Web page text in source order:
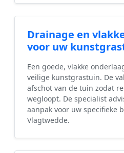
Drainage en
voor uw
Een goede, vlakke
veilige kunstgrastuin. De
afschot van de tuin zodat
wegloopt. De specialist
aanpak voor uw specifieke
Vlagtwedde.